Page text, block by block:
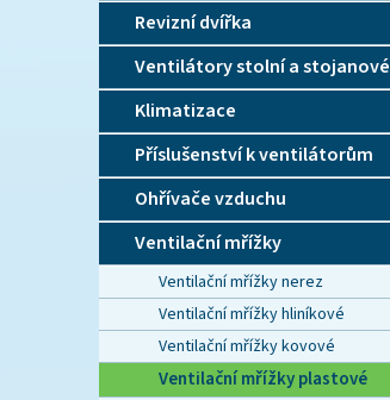
Revizní dvířka
Ventilátory stolní a stojanové
Klimatizace
Příslušenství k ventilátorům
Ohřívače vzduchu
Ventilační mřížky
Ventilační mřížky nerez
Ventilační mřížky hliníkové
Ventilační mřížky kovové
Ventilační mřížky plastové